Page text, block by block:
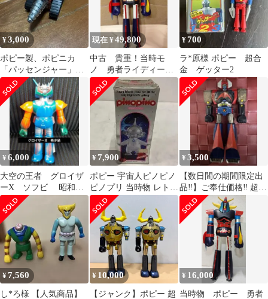
¥3,000
ポピー製、ポピニカ
「パッセンジャー」。
ザ・ウルトラマンに登
場するメカです
現在 ¥49,800
中古 貴重！当時モ
ノ 勇者ライディー
ン ジャンボマシンダ
ー60cm ソフビ
¥700
ラ*原様 ポピー 超合
金 ゲッター2
¥6,000
大空の王者 グロイザ
ーX ソフビ 昭和レ
トロ フィギュア 希
少品
¥ 7,900
ポピー 宇宙人ピノピノ
ピノプリ 当時物 レトロ
ソフビ 箱付き 希少約
10cm
¥3,500
【数日間の期間限定出
品‼️】ご奉仕価格‼️ 超合
金 ダンガードA
¥7,560
し*ろ様 【人気商品】
¥ 10,000
【ジャンク】ポピー 超
¥ 16,000
当時物 ポピー 勇者